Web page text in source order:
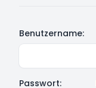
Benutzername:
Passwort: